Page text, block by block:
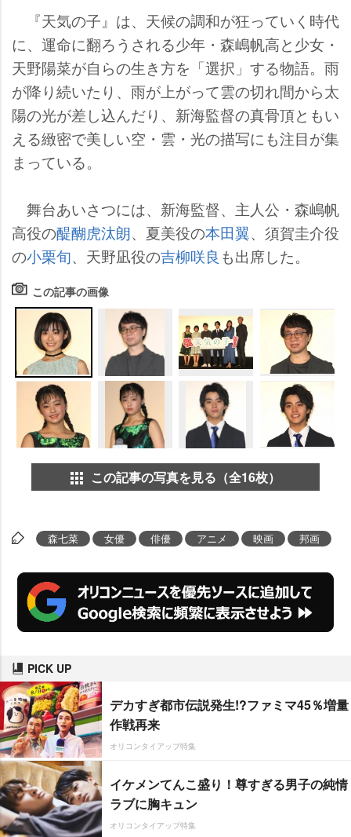
『天気の子』は、天候の調和が狂っていく時代
に、運命に翻ろうされる少年・森嶋帆高と少女・
天野陽菜が自らの生き方を「選択」する物語。雨
が降り続いたり、雨が上がって雲の切れ間から太
陽の光が差し込んだり、新海監督の真骨頂ともい
える緻密で美しい空・雲・光の描写にも注目が集
まっている。
舞台あいさつには、新海監督、主人公・森嶋帆
高役の醍醐虎汰朗、夏美役の本田翼、須賀圭介役
の小栗旬、天野凪役の吉柳咲良 も出席した。
この記事の画像
この記事の写真を見る（全16枚）
森七菜 女優 俳優 アニメ 映画 邦画
PICK UP
デカすぎ都市伝説発生!?ファミマ45％増量
作戦再来
オリコンタイアップ特集
イケメンてんこ盛り！尊すぎる男子の純情
ラブに胸キュン
オリコンタイアップ特集